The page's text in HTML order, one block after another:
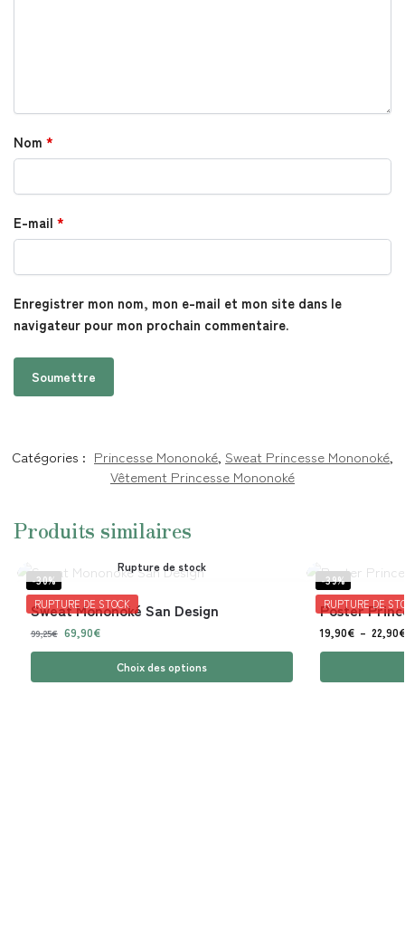
Nom *
E-mail *
Enregistrer mon nom, mon e-mail et mon site dans le
navigateur pour mon prochain commentaire.
Catégories : Princesse Mononoké, Sweat Princesse Mononoké,
Vêtement Princesse Mononoké
Produits similaires
-30%
RUPTURE DE STOCK
Rupture de stock
Sweat Mononoké San Design
99,25€ 69,90€
Choix des options
-39%
RUPTURE DE
Poster
19,90€ – 22,90€